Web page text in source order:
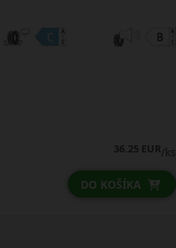
44.25 EUR/ks
DO KOŠÍKA